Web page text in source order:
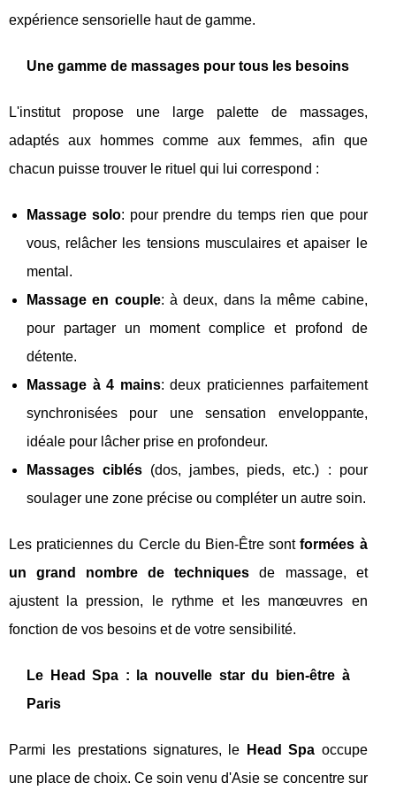
expérience sensorielle haut de gamme.
Une gamme de massages pour tous les besoins
L'institut propose une large palette de massages,
adaptés aux hommes comme aux femmes, afin que
chacun puisse trouver le rituel qui lui correspond :
Massage solo: pour prendre du temps rien que pour
vous, relâcher les tensions musculaires et apaiser le
mental.
Massage en couple: à deux, dans la même cabine,
pour partager un moment complice et profond de
détente.
Massage à 4 mains: deux praticiennes parfaitement
synchronisées pour une sensation enveloppante,
idéale pour lâcher prise en profondeur.
Massages ciblés (dos, jambes, pieds, etc.) : pour
soulager une zone précise ou compléter un autre soin.
Les praticiennes du Cercle du Bien-Être sontformées à
un grand nombre de techniques de massage, et
ajustent la pression, le rythme et les manœuvres en
fonction de vos besoins et de votre sensibilité.
Le Head Spa : la nouvelle star du bien-être à
Paris
Parmi les prestations signatures, le Head Spa occupe
une place de choix. Ce soin venu d'Asie se concentre sur